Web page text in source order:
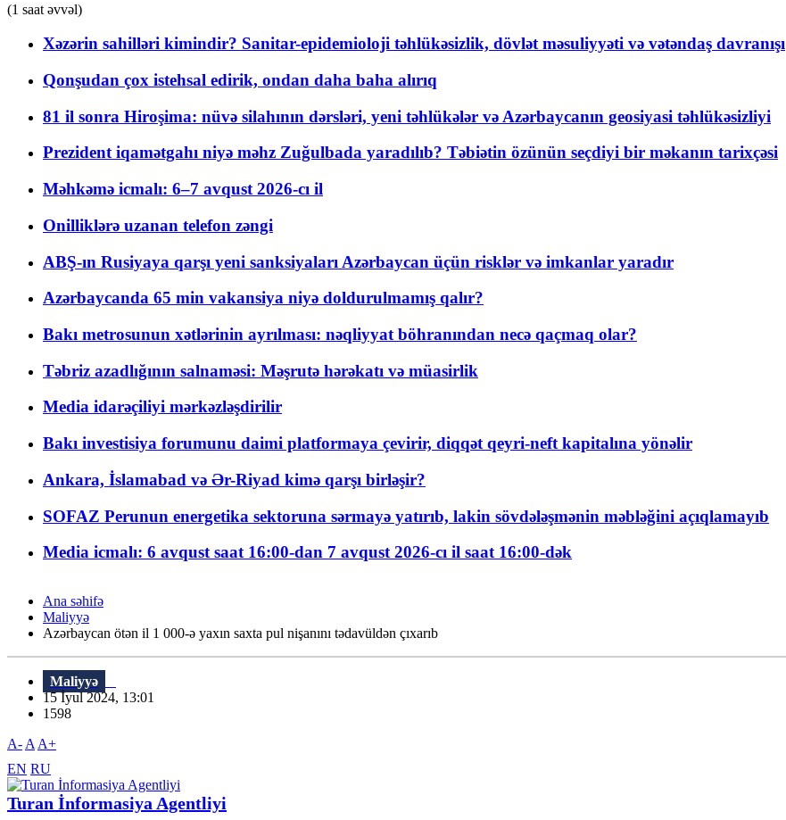
(1 saat əvvəl)
Xəzərin sahilləri kimindir? Sanitar-epidemioloji təhlükəsizlik, dövlət məsuliyyəti və vətəndaş davranışı
Qonşudan çox istehsal edirik, ondan daha baha alırıq
81 il sonra Hiroşima: nüvə silahının dərsləri, yeni təhlükələr və Azərbaycanın geosiyasi təhlükəsizliyi
Prezident iqamətgahı niyə məhz Zuğulbada yaradılıb? Təbiətin özünün seçdiyi bir məkanın tarixçəsi
Məhkəmə icmalı: 6–7 avqust 2026-cı il
Onilliklərə uzanan telefon zəngi
ABŞ-ın Rusiyaya qarşı yeni sanksiyaları Azərbaycan üçün risklər və imkanlar yaradır
Azərbaycanda 65 min vakansiya niyə doldurulmamış qalır?
Bakı metrosunun xətlərinin ayrılması: nəqliyyat böhranından necə qaçmaq olar?
Təbriz azadlığının salnaməsi: Məşrutə hərəkatı və müasirlik
Media idarəçiliyi mərkəzləşdirilir
Bakı investisiya forumunu daimi platformaya çevirir, diqqət qeyri-neft kapitalına yönəlir
Ankara, İslamabad və Ər-Riyad kimə qarşı birləşir?
SOFAZ Perunun energetika sektoruna sərmayə yatırıb, lakin sövdələşmənin məbləğini açıqlamayıb
Media icmalı: 6 avqust saat 16:00-dan 7 avqust 2026-cı il saat 16:00-dək
Ana səhifə
Maliyyə
Azərbaycan ötən il 1 000-ə yaxın saxta pul nişanını tədavüldən çıxarıb
Maliyyə
15 İyul 2024, 13:01
1598
A- A A+
EN RU
Turan İnformasiya Agentliyi